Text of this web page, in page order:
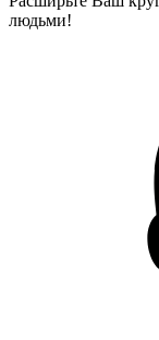
людьми!